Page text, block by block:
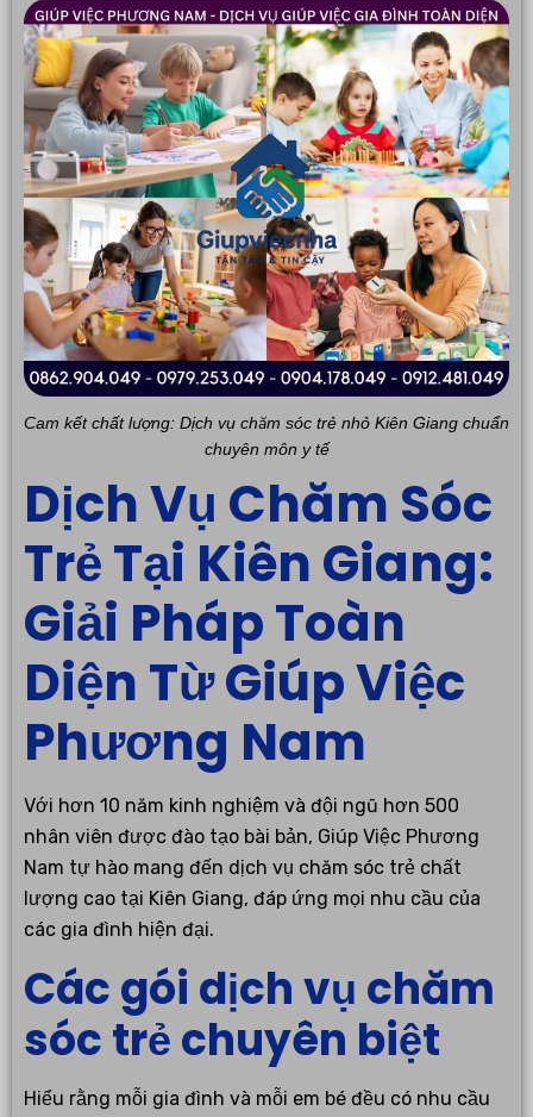
Cam kết chất lượng: Dịch vụ chăm sóc trẻ nhỏ Kiên Giang chuẩn
chuyên môn y tế
Dịch Vụ Chăm Sóc
Trẻ Tại Kiên Giang:
Giải Pháp Toàn
Diện Từ Giúp Việc
Phương Nam
Với hơn 10 năm kinh nghiệm và đội ngũ hơn 500
nhân viên được đào tạo bài bản, Giúp Việc Phương
Nam tự hào mang đến dịch vụ chăm sóc trẻ chất
lượng cao tại Kiên Giang, đáp ứng mọi nhu cầu của
các gia đình hiện đại.
Các gói dịch vụ chăm
sóc trẻ chuyên biệt
Hiểu rằng mỗi gia đình và mỗi em bé đều có nhu cầu